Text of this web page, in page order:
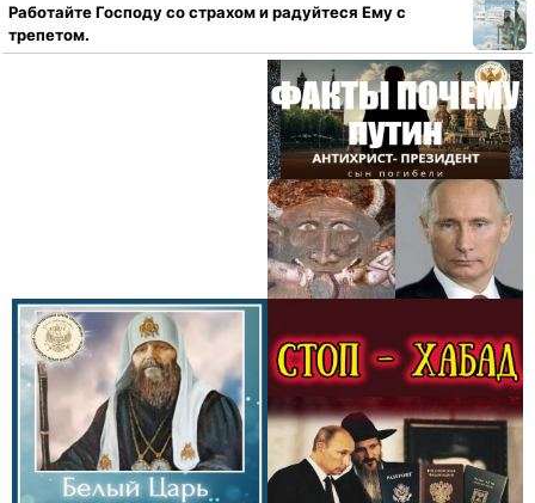
Работайте Господу со страхом и радуйтеся Ему с
трепетом.